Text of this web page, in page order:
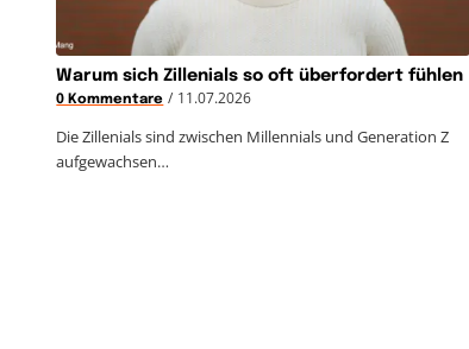
Warum sich Zillenials so oft überfordert fühlen
0 Kommentare / 11.07.2026
Die Zillenials sind zwischen Millennials und Generation Z
aufgewachsen…